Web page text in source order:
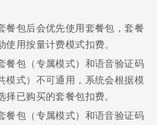
餐包后会优先使用套餐包，套餐
使用按量计费模式扣费。
餐包（专属模式）和语音验证码
模式）不可通用，系统会根据模
择已购买的套餐包扣费。
餐包（专属模式）和语音验证码